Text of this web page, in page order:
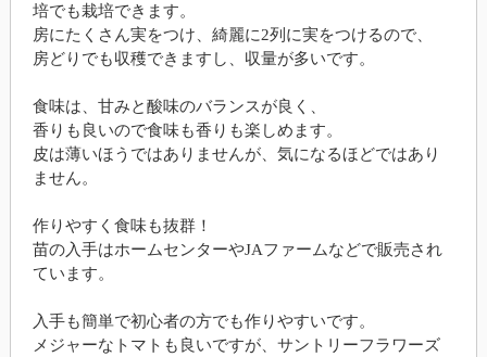
培でも栽培できます。
房にたくさん実をつけ、綺麗に2列に実をつけるので、
房どりでも収穫できますし、収量が多いです。
食味は、甘みと酸味のバランスが良く、
香りも良いので食味も香りも楽しめます。
皮は薄いほうではありませんが、気になるほどではあり
ません。
作りやすく食味も抜群！
苗の入手はホームセンターやJAファームなどで販売され
ています。
入手も簡単で初心者の方でも作りやすいです。
メジャーなトマトも良いですが、サントリーフラワーズ